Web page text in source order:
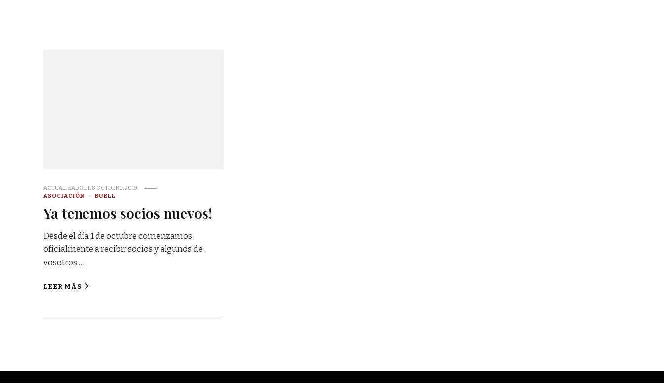
ACTUALIZADO EL 8 OCTUBRE, 2019
ASOCIACIÓN
BUELL
Ya tenemos socios nuevos!
Desde el día 1 de octubre comenzamos
oficialmente a recibir socios y algunos de
vosotros …
LEER MÁS